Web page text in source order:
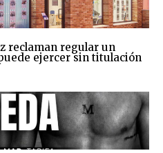
reclaman regular un
ejercer sin titulación